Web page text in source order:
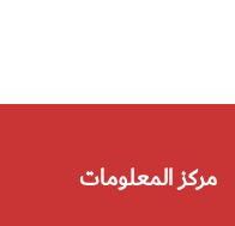
مركز المعلومات